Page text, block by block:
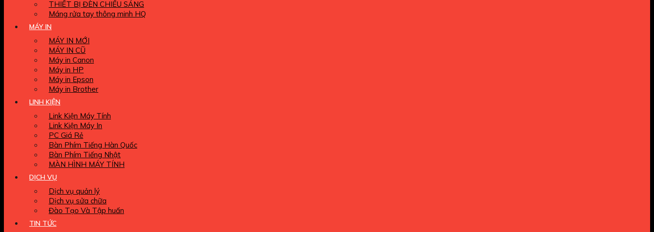
THIẾT BỊ ĐÈN CHIẾU SÁNG
Máng rửa tay thông minh HQ
MÁY IN
MÁY IN MỚI
MÁY IN CŨ
Máy in Canon
Máy in HP
Máy in Epson
Máy in Brother
LINH KIỆN
Link Kiện Máy Tính
Link Kiện Máy In
PC Giá Rẻ
Bàn Phím Tiếng Hàn Quốc
Bàn Phím Tiếng Nhật
MÀN HÌNH MÁY TÍNH
DỊCH VỤ
Dịch vụ quản lý
Dịch vụ sửa chữa
Đào Tạo Và Tập huấn
TIN TỨC